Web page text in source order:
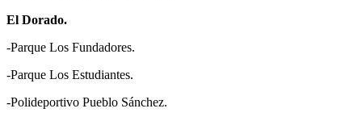
El Dorado.
-Parque Los Fundadores.
-Parque Los Estudiantes.
-Polideportivo Pueblo Sánchez.